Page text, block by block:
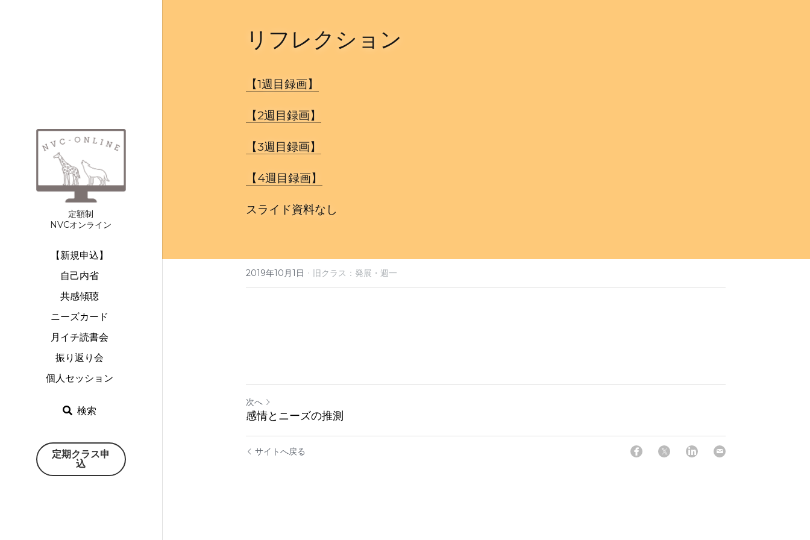
定額制
NVCオンライン
【新規申込】
自己内省
共感傾聴
ニーズカード
月イチ読書会
振り返り会
個人セッション
検索
定期クラス申
込
リフレクション
【1週目録画】
【2週目録画】
【3週目録画】
【4週目録画】
スライド資料なし
2019年10月1日 · 旧クラス：発展・週一
次へ
感情とニーズの推測
サイトへ戻る